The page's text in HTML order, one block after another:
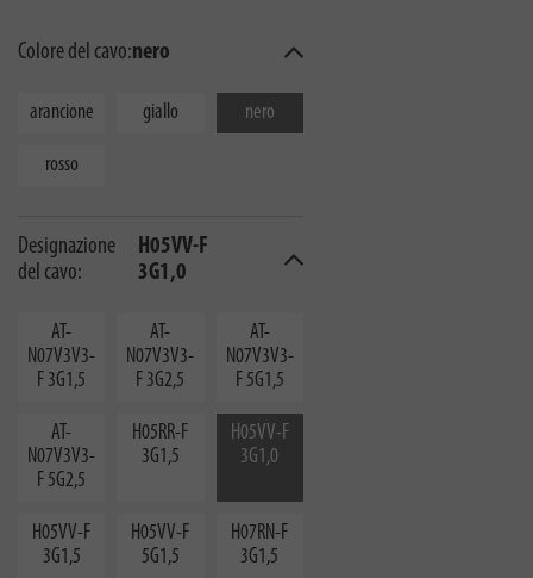
Colore del cavo:nero
arancione giallo nero
rosso
Designazione
del cavo:
H05VV-F
3G1,0
AT-
N07V3V3-
F 3G1,5
AT-
N07V3V3-
F 3G2,5
AT-
N07V3V3-
F 5G1,5
AT-
N07V3V3-
F 5G2,5
H05RR-F
3G1,5
H05VV-F
3G1,0
H05VV-F
3G1,5
H05VV-F
5G1,5
H07RN-F
3G1,5